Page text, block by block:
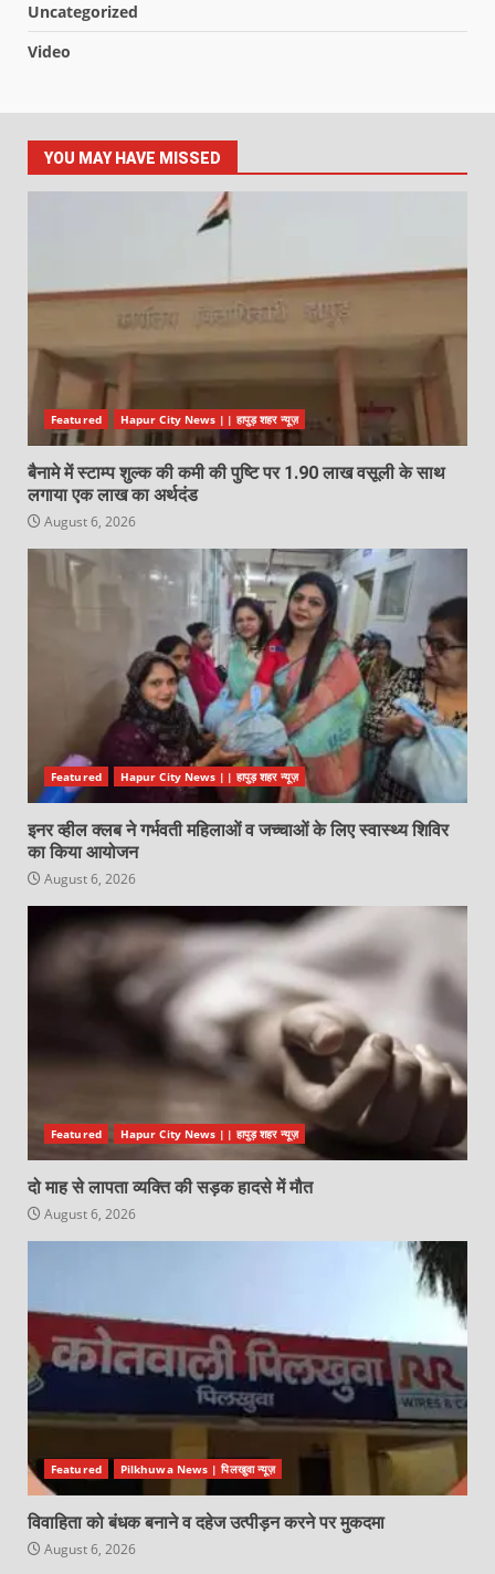
Uncategorized
Video
YOU MAY HAVE MISSED
Featured Hapur City News || हापुड़ शहर न्यूज़
बैनामे में स्टाम्प शुल्क की कमी की पुष्टि पर 1.90 लाख वसूली के साथ
लगाया एक लाख का अर्थदंड
August 6, 2026
Featured Hapur City News || हापुड़ शहर न्यूज़
इनर व्हील क्लब ने गर्भवती महिलाओं व जच्चाओं के लिए स्वास्थ्य शिविर
का किया आयोजन
August 6, 2026
Featured Hapur City News || हापुड़ शहर न्यूज़
दो माह से लापता व्यक्ति की सड़क हादसे में मौत
August 6, 2026
Featured Pilkhuwa News | पिलखुवा न्यूज़
विवाहिता को बंधक बनाने व दहेज उत्पीड़न करने पर मुकदमा
August 6, 2026